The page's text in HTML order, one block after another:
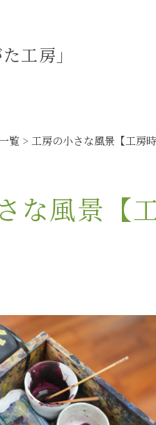
工房」
覧 工房の小さな風景【工房時
な風景【